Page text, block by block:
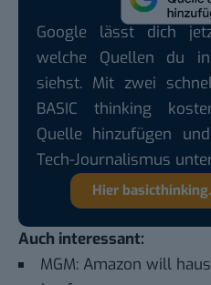
Google lässt dich
welche Quellen du
siehst. Mit zwei
BASIC thinking
Quelle hinzufügen
Tech-Journalismus
Hier
Auch interessant:
MGM: Amazon will